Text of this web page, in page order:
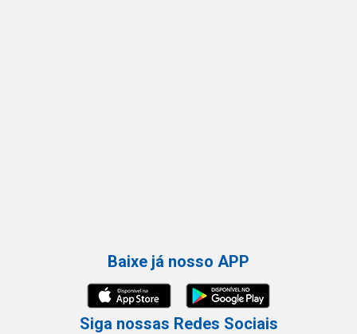
Baixe já nosso APP
Siga nossas Redes Sociais